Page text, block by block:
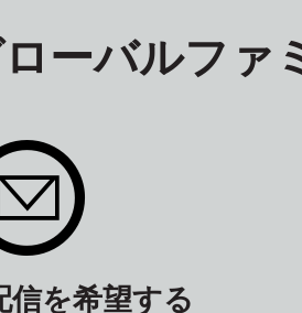
ーバルファ
信を希望する